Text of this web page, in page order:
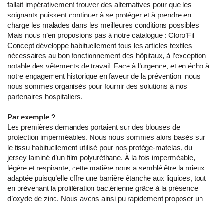
fallait impérativement trouver des alternatives pour que les
soignants puissent continuer à se protéger et à prendre en
charge les malades dans les meilleures conditions possibles.
Mais nous n’en proposions pas à notre catalogue : Cloro’Fil
Concept développe habituellement tous les articles textiles
nécessaires au bon fonctionnement des hôpitaux, à l’exception
notable des vêtements de travail. Face à l’urgence, et en écho à
notre engagement historique en faveur de la prévention, nous
nous sommes organisés pour fournir des solutions à nos
partenaires hospitaliers.
Par exemple ?
Les premières demandes portaient sur des blouses de
protection imperméables. Nous nous sommes alors basés sur
le tissu habituellement utilisé pour nos protège-matelas, du
jersey laminé d’un film polyuréthane. À la fois imperméable,
légère et respirante, cette matière nous a semblé être la mieux
adaptée puisqu’elle offre une barrière étanche aux liquides, tout
en prévenant la prolifération bactérienne grâce à la présence
d’oxyde de zinc. Nous avons ainsi pu rapidement proposer un